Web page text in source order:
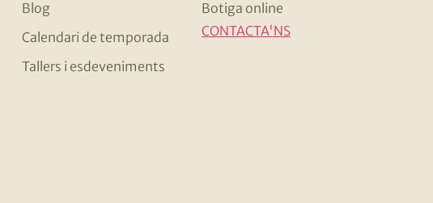
Blog
Calendari de temporada
Tallers i esdeveniments
Botiga online
CONTACTA'NS